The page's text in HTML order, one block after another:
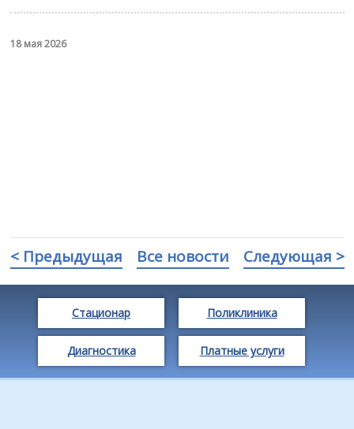
18 мая 2026
< Предыдущая Все новости Следующая >
Стационар Поликлиника
Диагностика Платные услуги